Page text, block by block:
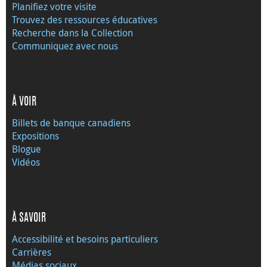
Planifiez votre visite
Trouvez des ressources éducatives
Recherche dans la Collection
Communiquez avec nous
À VOIR
Billets de banque canadiens
Expositions
Blogue
Vidéos
À SAVOIR
Accessibilité et besoins particuliers
Carrières